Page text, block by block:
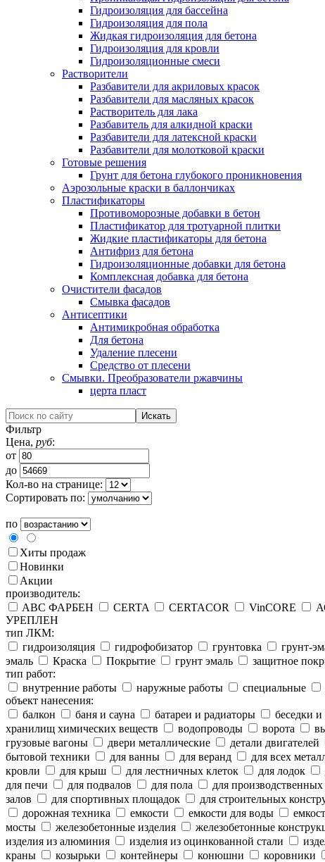
Гидроизоляция для бассейна
Гидроизоляция для пола
Жидкая гидроизоляция для бетона
Гидроизоляция для кровли
Гидроизоляционные смеси
Растворители
Разбавители для акриловых красок
Разбавители для масляных красок
Растворитель для лака
Разбавитель для алкидной краски
Разбавители для латексной краски
Разбавители для молотковой краски
Готовые решения
Грунт для бетона глубокого проникновения
Аэрозольные краски в баллончиках
Пластификаторы
Противоморозные добавки в бетон
Пластификатор для тротуарной плитки
Жидкие пластификаторы для бетона
Антифриз для бетона
Гидроизоляционные добавки для бетона
Комплексная добавка для бетона
Очистители фасадов
Смывка фасадов
Антисептики
Антимикробная обработка
Для бетона
Удаление плесени
Средство от плесени
Смывки. Преобразователи ржавчины
церта пласт
Фильтр
Цена, руб:
от
до
Кол-во на странице:
Сортировать по:
по
Хиты продаж
Новинки
Акции
производитель:
ABC ФАРБЕН
CERTA CERTACOR VinCORE
УРЕПЛЕН
тип ЛКМ:
гидроизоляция
гидрофобизатор грунтовка грунт-
эмаль
Краска Покрытие грунт эмаль
защитное
тип работ:
внутренние работы
наружные работы специальные
объект нанесения:
балкон
баня и сауна батареи и радиаторы беседки
хранилищ химических веществ
водопроводы ворота
грузовые вагоны
двери металлические детали двигателей
бытовой техники
для ванны для веранд для всех
кровли
для крыш для лестничных клеток для лодок
для печи
для подвалов для пола для
залов
для спортивных площадок для строительных
дорожная техника
емкости емкости для воды
мосты
железобетонные изделия железобетонные
изделия из алюминия
изделия из оцинкованной стали
краны
козырьки контейнеры конюшни коровники